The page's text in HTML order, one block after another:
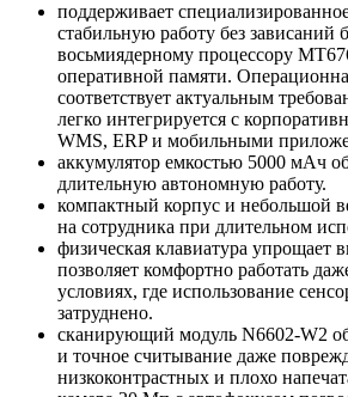
поддерживает
стабильную работу без зависаний
восьмиядерному процессору
оперативной памяти.
соответствует актуальным
легко интегрируется с
WMS, ERP и мобильными
аккумулятор емкостью 5000 мАч
длительную автономную работу.
компактный корпус и небольшой
на сотрудника при длительном
физическая клавиатура упрощает
позволяет комфортно работать
условиях, где использование
затруднено.
сканирующий модуль N6602-W2
и точное считывание даже
низкоконтрастных и плохо